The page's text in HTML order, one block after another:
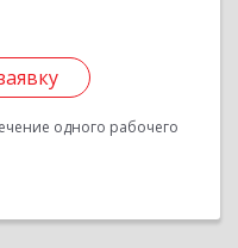
одного рабочего